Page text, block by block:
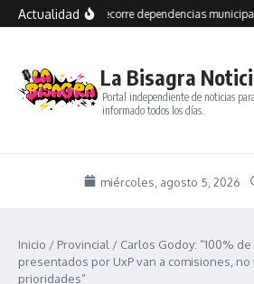
Saltar al contenido
ActualidadGrasso recorre dependencias
La Bisagra
Portal independiente de noticias
informado todos los días.
miércoles, agosto 5, 2026
Inicio / Provincial / Carlos Godoy: “100%
presentados por UxP van a comisiones,
prioridades”